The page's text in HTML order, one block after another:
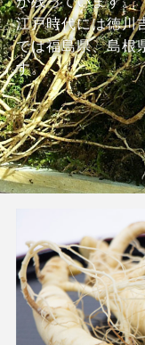
江戸時代には徳川
では福島県、島根
す。